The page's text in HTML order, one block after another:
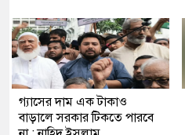
গ্যাসের দাম এক টাকাও
বাড়ালে সরকার টিকতে পারবে